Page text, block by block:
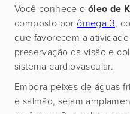
Você conhece o óleo de
composto por ômega 3,
que favorecem a
preservação da visão e
sistema cardiovascular.
Embora peixes de águas
e salmão, sejam